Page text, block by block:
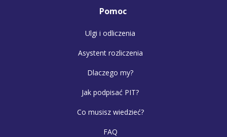
Pomoc
Ulgi i odliczenia
Asystent rozliczenia
Dlaczego my?
Jak podpisać PIT?
Co musisz wiedzieć?
FAQ